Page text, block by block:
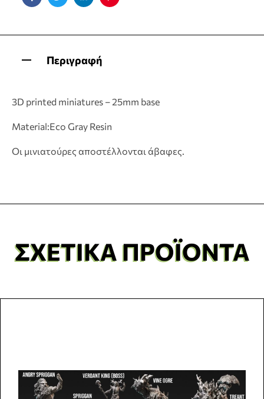
FacebookTwitterLinkedinPinterest
Περιγραφή
3D printed miniatures – 25mm base
Material:Eco Gray Resin
Οι μινιατούρες αποστέλλονται άβαφες.
ΣΧΕΤΙΚΆ ΠΡΟΪΌΝΤΑ